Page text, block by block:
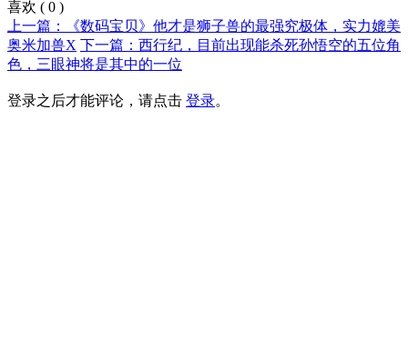
喜欢 ( 0 )
上一篇：《数码宝贝》他才是狮子兽的最强究极体，实力媲美
奥米加兽X 下一篇：西行纪，目前出现能杀死孙悟空的五位角
色，三眼神将是其中的一位
登录之后才能评论，请点击 登录。